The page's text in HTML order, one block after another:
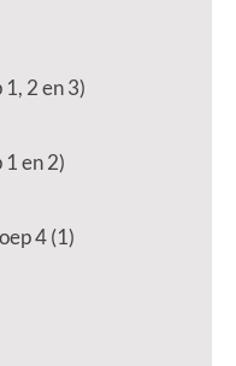
2 en 3)
en 2)
4 (1)